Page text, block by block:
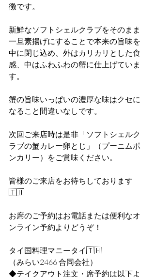
徴です。
新鮮なソフトシェルクラブをそのまま
一旦素揚げにすることで本来の旨味を
中に閉じ込め、外はカリカリとした食
感、中はふわふわの蟹に仕上げていま
す。
蟹の旨味いっぱいの濃厚な味はクセに
なること間違いなしです。
次回ご来店時は是非「ソフトシェルク
ラブの蟹カレー卵とじ」（プーニムポ
ンカリー）をご賞味ください。
皆様のご来店をお待ちしております
🇹🇭
お席のご予約はお電話または便利なオ
ンライン予約よりどうぞ！
タイ国料理マニータイ🇹🇭
（みらい2466 合同会社）
◆テイクアウト注文・席予約は以下よ